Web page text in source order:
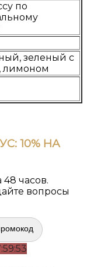
по
зеленый с
лимоном
10% НА
часов.
вопросы